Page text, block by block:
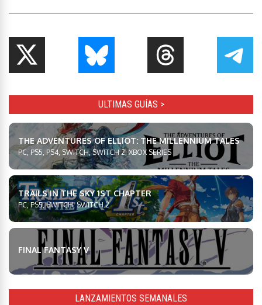
ULTIMAS GUÍAS >
THE ADVENTURES OF ELLIOT: THE MILLENNIUM TALES
PC, PS5, PS4, SWITCH, SWITCH 2, XBOX SERIES
TRAILS IN THE SKY 1ST CHAPTER
PC, PS5, SWITCH, SWITCH 2
FINAL FANTASY V
LANZAMIENTOS SEMANALES